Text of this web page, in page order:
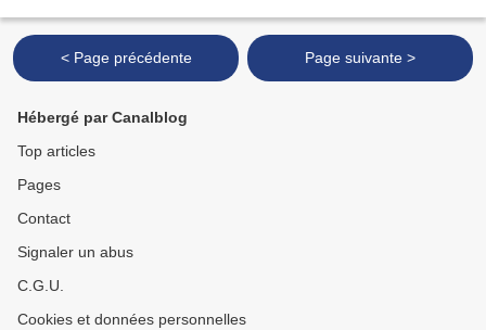
< Page précédente Page suivante >
Hébergé par Canalblog
Top articles
Pages
Contact
Signaler un abus
C.G.U.
Cookies et données personnelles